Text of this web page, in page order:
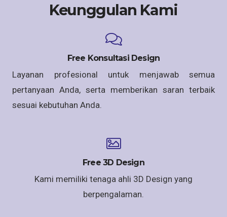
Keunggulan Kami
Free Konsultasi Design
Layanan profesional untuk menjawab semua
pertanyaan Anda, serta memberikan saran terbaik
sesuai kebutuhan Anda.
Free 3D Design
Kami memiliki tenaga ahli 3D Design yang
berpengalaman.